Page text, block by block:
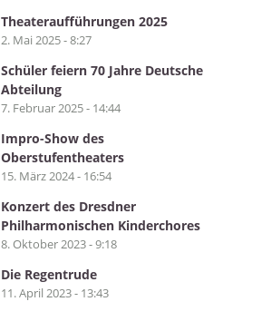
Theateraufführungen 2025
2. Mai 2025 - 8:27
Schüler feiern 70 Jahre Deutsche
Abteilung
7. Februar 2025 - 14:44
Impro-Show des
Oberstufentheaters
15. März 2024 - 16:54
Konzert des Dresdner
Philharmonischen Kinderchores
8. Oktober 2023 - 9:18
Die Regentrude
11. April 2023 - 13:43